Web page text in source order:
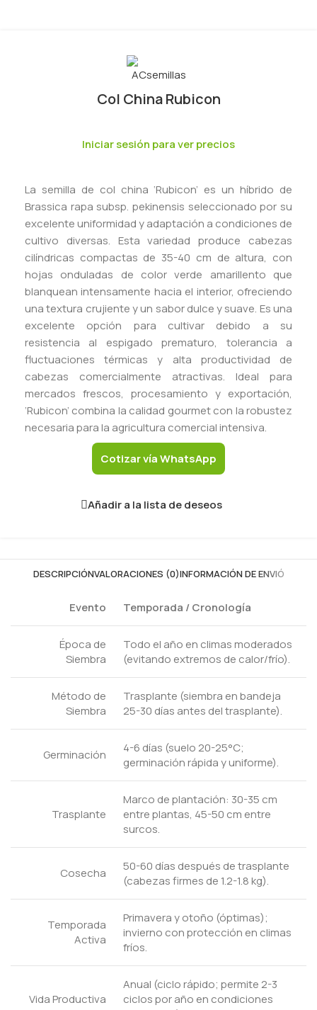
Col China Rubicon
Iniciar sesión para ver precios
La semilla de col china ‘Rubicon’ es un híbrido de
Brassica rapa subsp. pekinensis seleccionado por su
excelente uniformidad y adaptación a condiciones de
cultivo diversas. Esta variedad produce cabezas
cilíndricas compactas de 35-40 cm de altura, con
hojas onduladas de color verde amarillento que
blanquean intensamente hacia el interior, ofreciendo
una textura crujiente y un sabor dulce y suave. Es una
excelente opción para cultivar debido a su
resistencia al espigado prematuro, tolerancia a
fluctuaciones térmicas y alta productividad de
cabezas comercialmente atractivas. Ideal para
mercados frescos, procesamiento y exportación,
‘Rubicon’ combina la calidad gourmet con la robustez
necesaria para la agricultura comercial intensiva.
Cotizar vía WhatsApp
Añadir a la lista de deseos
DESCRIPCIÓNVALORACIONES (0)INFORMACIÓN DE ENVIÓ
Evento Temporada / Cronología
Época de
Siembra
Todo el año en climas moderados
(evitando extremos de calor/frío).
Método de
Siembra
Trasplante (siembra en bandeja
25-30 días antes del trasplante).
Germinación
4-6 días (suelo 20-25°C;
germinación rápida y uniforme).
Trasplante
Marco de plantación: 30-35 cm
entre plantas, 45-50 cm entre
surcos.
Cosecha
50-60 días después de trasplante
(cabezas firmes de 1.2-1.8 kg).
Temporada
Activa
Primavera y otoño (óptimas);
invierno con protección en climas
fríos.
Vida Productiva
Anual (ciclo rápido; permite 2-3
ciclos por año en condiciones